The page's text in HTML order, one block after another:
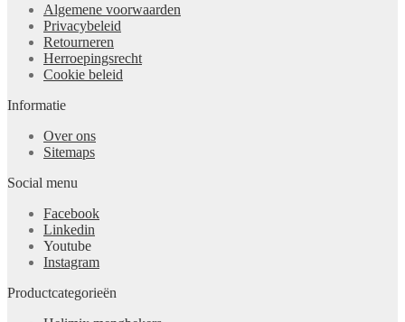
Algemene voorwaarden
Privacybeleid
Retourneren
Herroepingsrecht
Cookie beleid
Informatie
Over ons
Sitemaps
Social menu
Facebook
Linkedin
Youtube
Instagram
Productcategorieën